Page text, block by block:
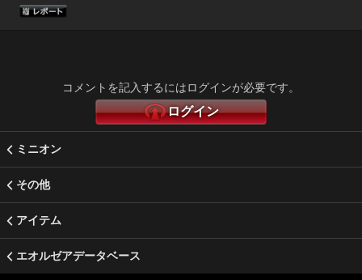
コメントを記入するにはログインが必要です。
ログイン
ミニオン
その他
アイテム
エオルゼアデータベース